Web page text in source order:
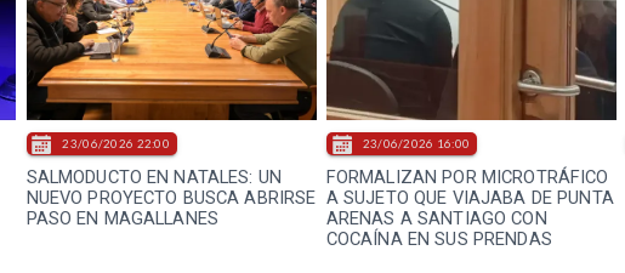
SALMODUCTO EN NATALES: UN
NUEVO PROYECTO BUSCA ABRIRSE
PASO EN MAGALLANES
23/06/2026 22:00
FORMALIZAN POR MICROTRÁFICO
A SUJETO QUE VIAJABA DE PUNTA
ARENAS A SANTIAGO CON
COCAÍNA EN SUS PRENDAS
23/06/2026 16:00